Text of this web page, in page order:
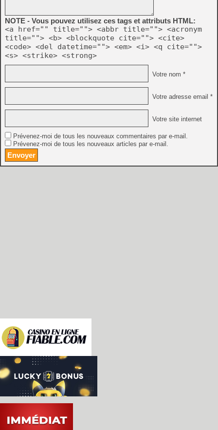
NOTE - Vous pouvez utilisez ces tags et attributs HTML:
<a href="" title=""> <abbr title=""> <acronym
title=""> <b> <blockquote cite=""> <cite>
<code> <del datetime=""> <em> <i> <q cite="">
<s> <strike> <strong>
Votre nom *
Votre adresse email *
Votre site internet
Prévenez-moi de tous les nouveaux commentaires par e-mail.
Prévenez-moi de tous les nouveaux articles par e-mail.